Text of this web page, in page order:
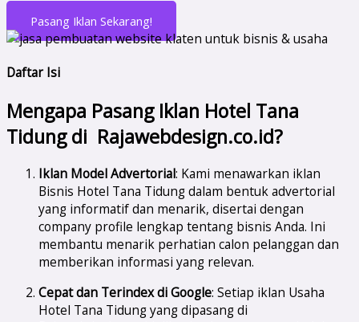
Pasang Iklan Sekarang!
Daftar Isi
Mengapa Pasang Iklan Hotel Tana
Tidung di Rajawebdesign.co.id?
Iklan Model Advertorial: Kami menawarkan iklan
Bisnis Hotel Tana Tidung dalam bentuk advertorial
yang informatif dan menarik, disertai dengan
company profile lengkap tentang bisnis Anda. Ini
membantu menarik perhatian calon pelanggan dan
memberikan informasi yang relevan.
Cepat dan Terindex di Google: Setiap iklan Usaha
Hotel Tana Tidung yang dipasang di